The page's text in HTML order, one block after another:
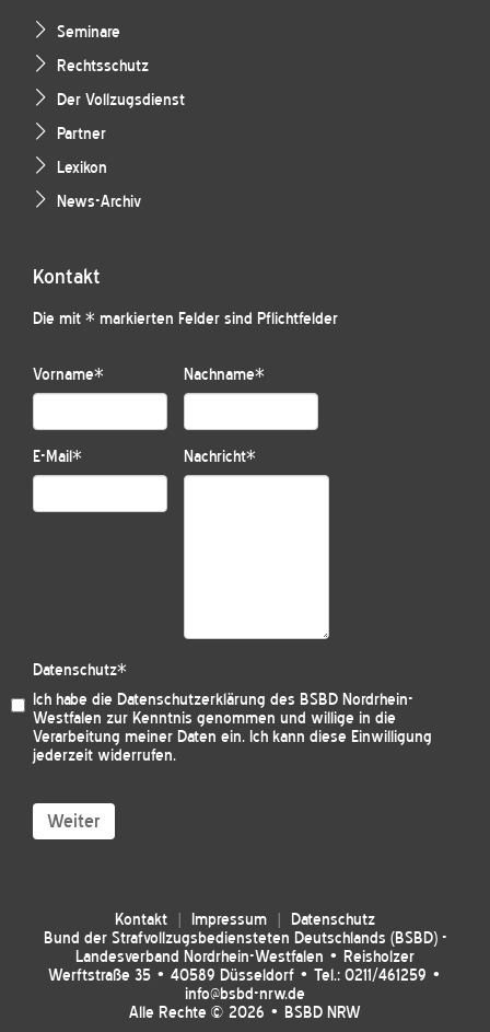
Seminare
Rechtsschutz
Der Vollzugsdienst
Partner
Lexikon
News-Archiv
Kontakt
Die mit * markierten Felder sind Pflichtfelder
Vorname* Nachname*
E-Mail* Nachricht*
Datenschutz*
Ich habe die Datenschutzerklärung des BSBD Nordrhein-
Westfalen zur Kenntnis genommen und willige in die
Verarbeitung meiner Daten ein. Ich kann diese Einwilligung
jederzeit widerrufen.
Weiter
Kontakt Impressum
Datenschutz
Bund der Strafvollzugsbediensteten Deutschlands (BSBD) -
Landesverband Nordrhein-Westfalen • Reisholzer
Werftstraße 35 • 40589 Düsseldorf • Tel.: 0211/461259 •
info@bsbd-nrw.de
Alle Rechte © 2026 • BSBD NRW